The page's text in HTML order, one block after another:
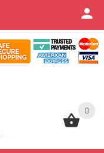
0
0